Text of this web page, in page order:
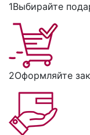
1Выбирайте
2Оформляйте